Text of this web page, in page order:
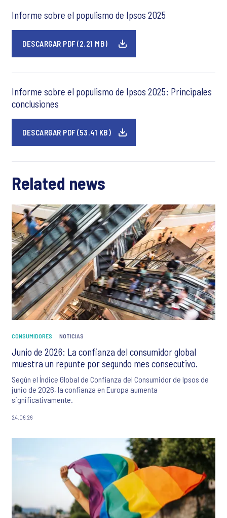
Informe sobre el populismo de Ipsos 2025
DESCARGAR PDF (2.21 MB)
Informe sobre el populismo de Ipsos 2025: Principales
conclusiones
DESCARGAR PDF (53.41 KB)
Related news
CONSUMIDORES NOTICIAS
Junio de 2026: La confianza del consumidor global
muestra un repunte por segundo mes consecutivo.
Según el Índice Global de Confianza del Consumidor de Ipsos de
junio de 2026, la confianza en Europa aumenta
significativamente.
24.06.26